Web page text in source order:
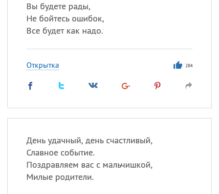
Вы будете рады,
Не бойтесь ошибок,
Все будет как надо.
Открытка 284
День удачный, день счастливый,
Славное событие.
Поздравляем вас с мальчишкой,
Милые родители.